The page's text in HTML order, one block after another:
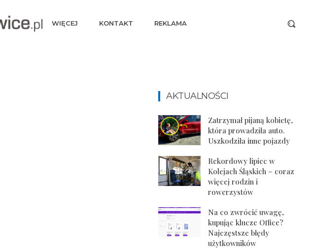
WIĘCEJ KONTAKT REKLAMA
AKTUALNOŚCI
Zatrzymał pijaną kobietę,
która prowadziła auto.
Uszkodziła inne pojazdy
Rekordowy lipiec w
Kolejach Śląskich – coraz
więcej rodzin i
rowerzystów
Na co zwrócić uwagę,
kupując klucze Office?
Najczęstsze błędy
użytkowników